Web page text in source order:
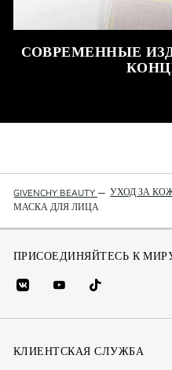
СОВРЕМЕННЫЕ
GIVENCHY BEAUTY — УХОД ЗА
МАСКА ДЛЯ ЛИЦА
ПРИСОЕДИНЯЙТЕСЬ К МИРУ
vk
(new
youtube
(новое
Tik
Tok
окно)
КЛИЕНТСКАЯ СЛУЖБА